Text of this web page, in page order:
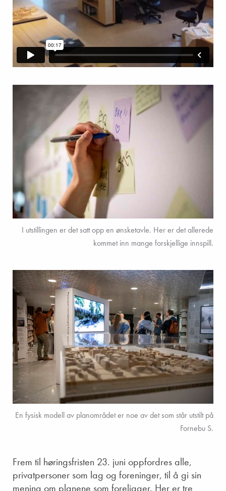
I utstillingen er det satt opp en ønsketavle. Her er det allerede
kommet inn mange forskjellige innspill.
En fysisk modell av planområdet er noe av det som står utstilt på
Fornebu S.
Frem til høringsfristen 23. juni oppfordres alle,
privatpersoner som lag og foreninger, til å gi sin
mening om planene som foreligger. Her er tre